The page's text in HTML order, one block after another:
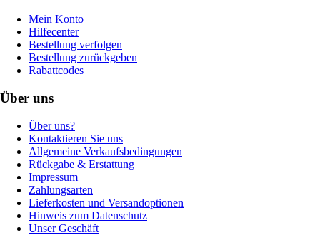
Mein Konto
Hilfecenter
Bestellung verfolgen
Bestellung zurückgeben
Rabattcodes
Über uns
Über uns?
Kontaktieren Sie uns
Allgemeine Verkaufsbedingungen
Rückgabe & Erstattung
Impressum
Zahlungsarten
Lieferkosten und Versandoptionen
Hinweis zum Datenschutz
Unser Geschäft